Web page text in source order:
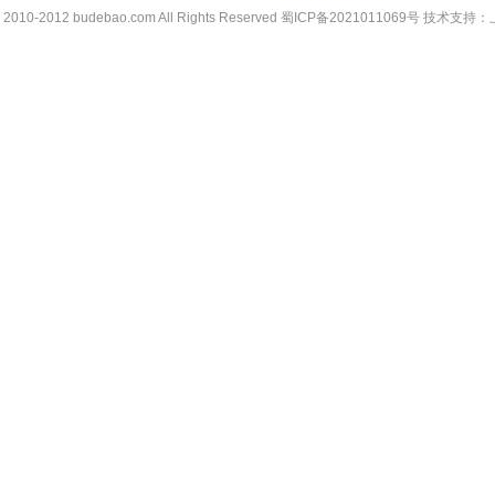
2012 budebao.comAll Rights Reserved 蜀ICP备2021011069号 技术支持：